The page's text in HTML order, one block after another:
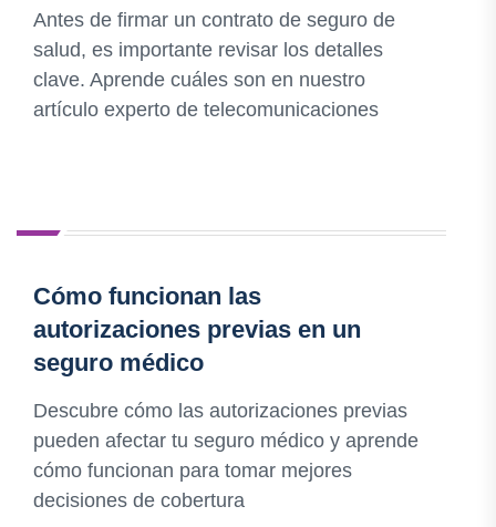
Antes de firmar un contrato de seguro de
salud, es importante revisar los detalles
clave. Aprende cuáles son en nuestro
artículo experto de telecomunicaciones
Cómo funcionan las
autorizaciones previas en un
seguro médico
Descubre cómo las autorizaciones previas
pueden afectar tu seguro médico y aprende
cómo funcionan para tomar mejores
decisiones de cobertura